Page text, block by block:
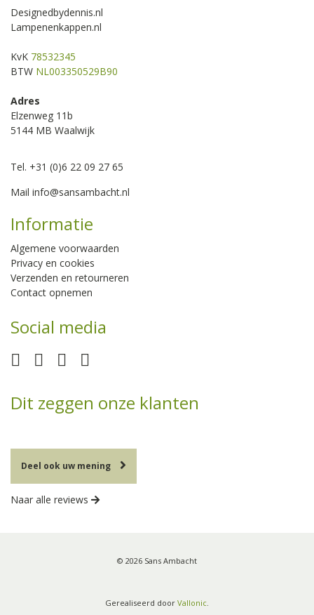
Designedbydennis.nl
Lampenenkappen.nl
KvK 78532345
BTW NL003350529B90
Adres
Elzenweg 11b
5144 MB Waalwijk
Tel. +31 (0)6 22 09 27 65
Mail info@sansambacht.nl
Informatie
Algemene voorwaarden
Privacy en cookies
Verzenden en retourneren
Contact opnemen
Social media
Dit zeggen onze klanten
Deel ook uw mening
Naar alle reviews
© 2026 Sans Ambacht
Gerealiseerd door Vallonic